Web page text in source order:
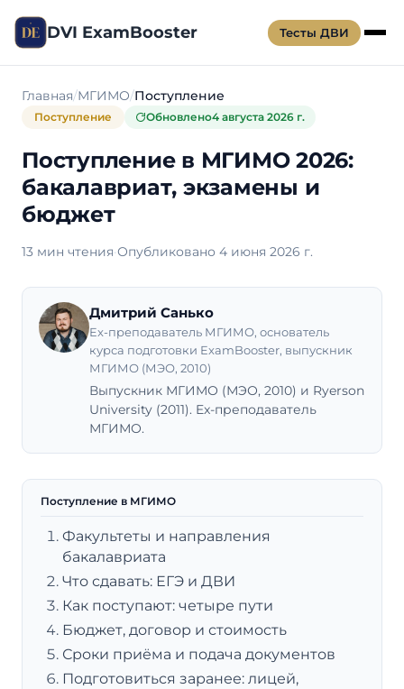
DVI ExamBooster Тесты ДВИ
Главная МГИМО Поступление
Поступление Обновлено4 августа 2026 г.
Поступление в МГИМО 2026:
бакалавриат, экзамены и
бюджет
13 мин чтения·Опубликовано 4 июня 2026 г.
Дмитрий Санько
Ex-преподаватель МГИМО, основатель
курса подготовки ExamBooster, выпускник
МГИМО (МЭО, 2010)
Выпускник МГИМО (МЭО, 2010) и Ryerson
University (2011). Ex-преподаватель
МГИМО.
Поступление в МГИМО
Факультеты и направления
бакалавриата
Что сдавать: ЕГЭ и ДВИ
Как поступают: четыре пути
Бюджет, договор и стоимость
Сроки приёма и подача документов
Подготовиться заранее: лицей,